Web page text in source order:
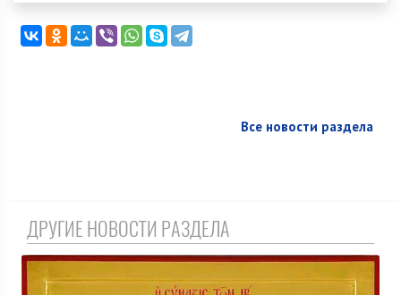
Все новости раздела
ДРУГИЕ НОВОСТИ РАЗДЕЛА